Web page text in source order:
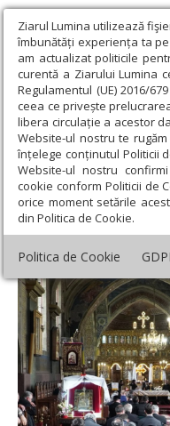
Ziarul Lumina utilizează
îmbunătăți experiența ta
am actualizat politicile
curentă a Ziarului Lumina
Regulamentul (UE) 2016/
ceea ce privește
libera circulație a acestor
Website-ul nostru te
înțelege conținutul Politicii
Website-ul nostru
cookie conform Politicii de
orice moment setările
din Politica de Cookie.
Politica de Cookie
Ziarul Lumina › Actualitate
preoţească la Biserica
Conferinţă
Nicolae” din